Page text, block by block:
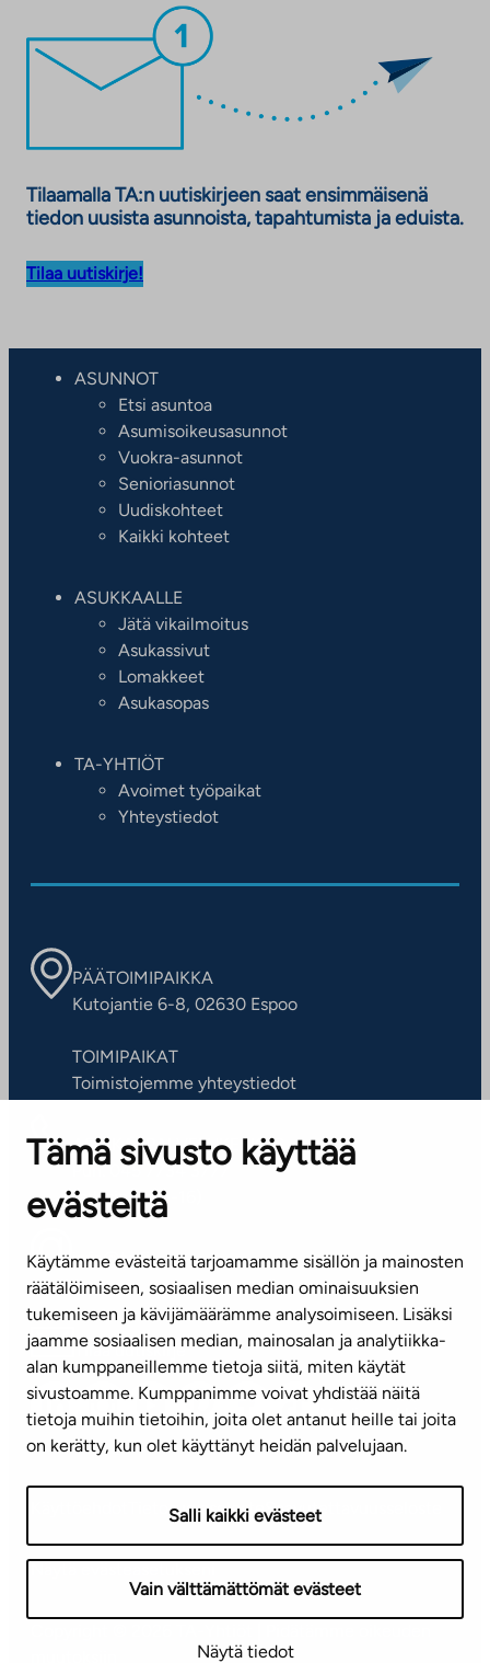
Tämä sivusto käyttää
evästeitä
Käytämme evästeitä tarjoamamme sisällön ja mainosten
räätälöimiseen, sosiaalisen median ominaisuuksien
tukemiseen ja kävijämäärämme analysoimiseen. Lisäksi
jaamme sosiaalisen median, mainosalan ja analytiikka-
alan kumppaneillemme tietoja siitä, miten käytät
sivustoamme. Kumppanimme voivat yhdistää näitä
tietoja muihin tietoihin, joita olet antanut heille tai joita
on kerätty, kun olet käyttänyt heidän palvelujaan.
Salli kaikki evästeet
Vain välttämättömät evästeet
Näytä tiedot
Tilaamalla TA:n uutiskirjeen saat ensimmäisenä
tiedon uusista asunnoista, tapahtumista ja eduista.
Tilaa uutiskirje!
ASUNNOT
Etsi asuntoa
Asumisoikeusasunnot
Vuokra-asunnot
Senioriasunnot
Uudiskohteet
Kaikki kohteet
ASUKKAALLE
Jätä vikailmoitus
Asukassivut
Lomakkeet
Asukasopas
TA-YHTIÖT
Avoimet työpaikat
Yhteystiedot
PÄÄTOIMIPAIKKA
Kutojantie 6-8, 02630 Espoo
TOIMIPAIKAT
Toimistojemme yhteystiedot
ASIAKASPALVELUKESKUS
Puh. 045 7734 3777
(arkisin klo 8-16)
info@ta.fi
Tilaa uutiskirje
Mediapankki
TietosuojaselosteSaavutettavuusseloste